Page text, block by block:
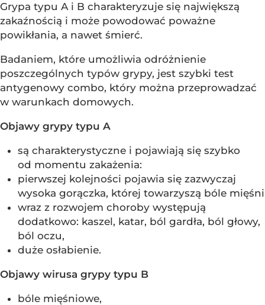
Grypa typu A i B charakteryzuje się największą
zakaźnością i może powodować poważne
powikłania, a nawet śmierć.
Badaniem, które umożliwia odróżnienie
poszczególnych typów grypy, jest szybki test
antygenowy combo, który można przeprowadzać
w warunkach domowych.
Objawy grypy typu A
są charakterystyczne i pojawiają się szybko
od momentu zakażenia:
pierwszej kolejności pojawia się zazwyczaj
wysoka gorączka, której towarzyszą bóle mięśni
wraz z rozwojem choroby występują
dodatkowo: kaszel, katar, ból gardła, ból głowy,
ból oczu,
duże osłabienie.
Objawy wirusa grypy typu B
bóle mięśniowe,